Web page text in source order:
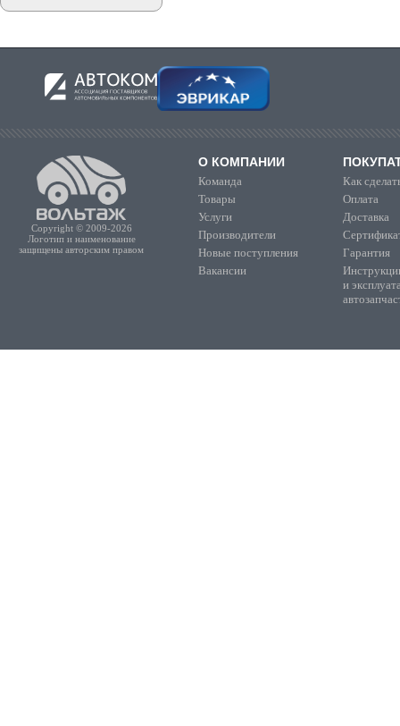
Copyright © 2009-2026
Логотип и наименование
защищены авторским правом
О КОМПАНИИ
Команда
Товары
Услуги
Производители
Новые поступления
Вакансии
Как
Оплата
Доставка
Гарантия
и